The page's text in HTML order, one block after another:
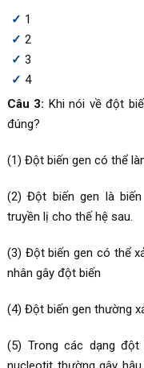
1
2
3
4
Câu 3: Khi nói về đột
đúng?
(1) Đột biến gen có thể
(2) Đột biến gen là
truyền lị cho thế hệ sau.
(3) Đột biến gen có thể
nhân gây đột biến
(4) Đột biến gen thường
(5) Trong các dạng